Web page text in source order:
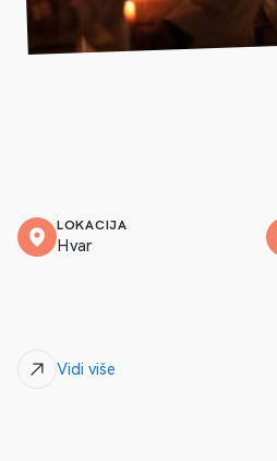
LOKACIJA
Hvar
Vidi više